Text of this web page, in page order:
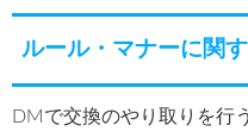
ルール・マナーに関
DMで交換のやり取りを行